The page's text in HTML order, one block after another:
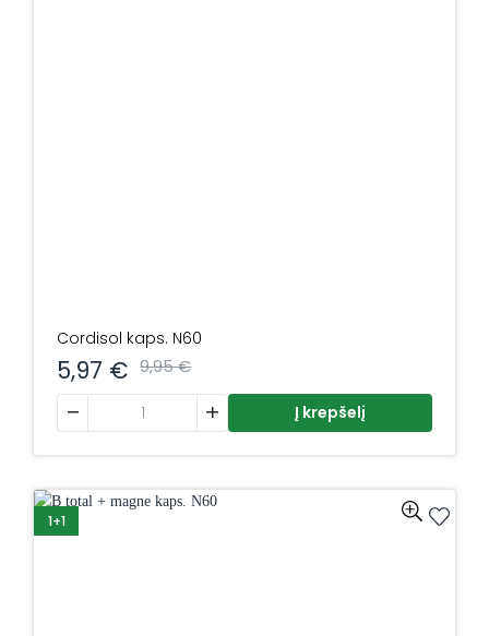
Cordisol kaps. N60
9,95€
5,97 €
produkto kiekis: Cordisol kaps. N60Į krepšelį
1+1